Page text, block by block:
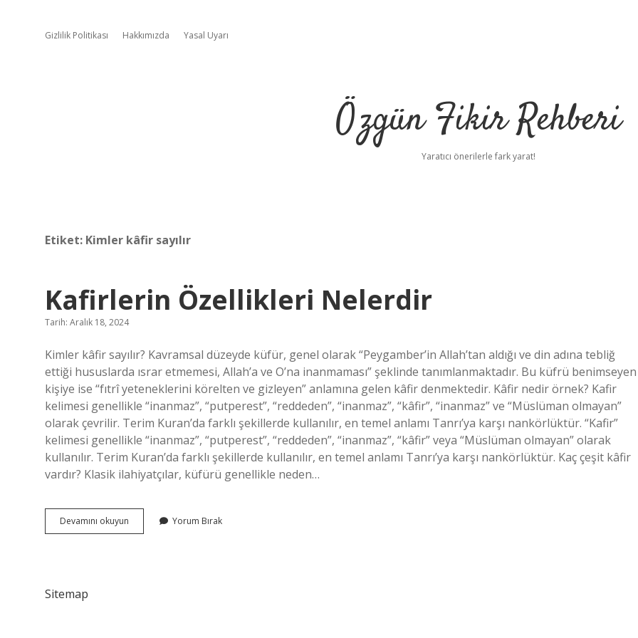
Gizlilik Politikası Hakkımızda Yasal Uyarı
Özgün Fikir Rehberi
Yaratıcı önerilerle fark yarat!
Etiket: Kimler kâfir sayılır
Kafirlerin Özellikleri Nelerdir
Tarih: Aralık 18, 2024
Kimler kâfir sayılır? Kavramsal düzeyde küfür, genel olarak “Peygamber’in Allah’tan aldığı ve din adına tebliğ
ettiği hususlarda ısrar etmemesi, Allah’a ve O’na inanmaması” şeklinde tanımlanmaktadır. Bu küfrü benimseyen
kişiye ise “fıtrî yeteneklerini körelten ve gizleyen” anlamına gelen kâfir denmektedir. Kâfir nedir örnek? Kafir
kelimesi genellikle “inanmaz”, “putperest”, “reddeden”, “inanmaz”, “kâfir”, “inanmaz” ve “Müslüman olmayan”
olarak çevrilir. Terim Kuran’da farklı şekillerde kullanılır, en temel anlamı Tanrı’ya karşı nankörlüktür. “Kafir”
kelimesi genellikle “inanmaz”, “putperest”, “reddeden”, “inanmaz”, “kâfir” veya “Müslüman olmayan” olarak
kullanılır. Terim Kuran’da farklı şekillerde kullanılır, en temel anlamı Tanrı’ya karşı nankörlüktür. Kaç çeşit kâfir
vardır? Klasik ilahiyatçılar, küfürü genellikle neden…
Devamını okuyun Kafirlerin
Özellikleri
Yorum Bırak
Sitemap